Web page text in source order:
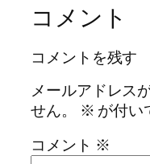
コメント
コメントを残す
メールアドレス
せん。
※ が付い
コメント ※